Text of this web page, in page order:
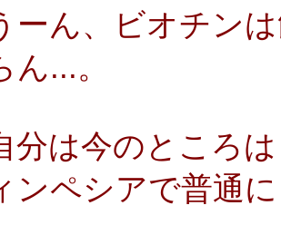
ーん、ビオチン
ん...。
分は今のところ
ンペシアで普通